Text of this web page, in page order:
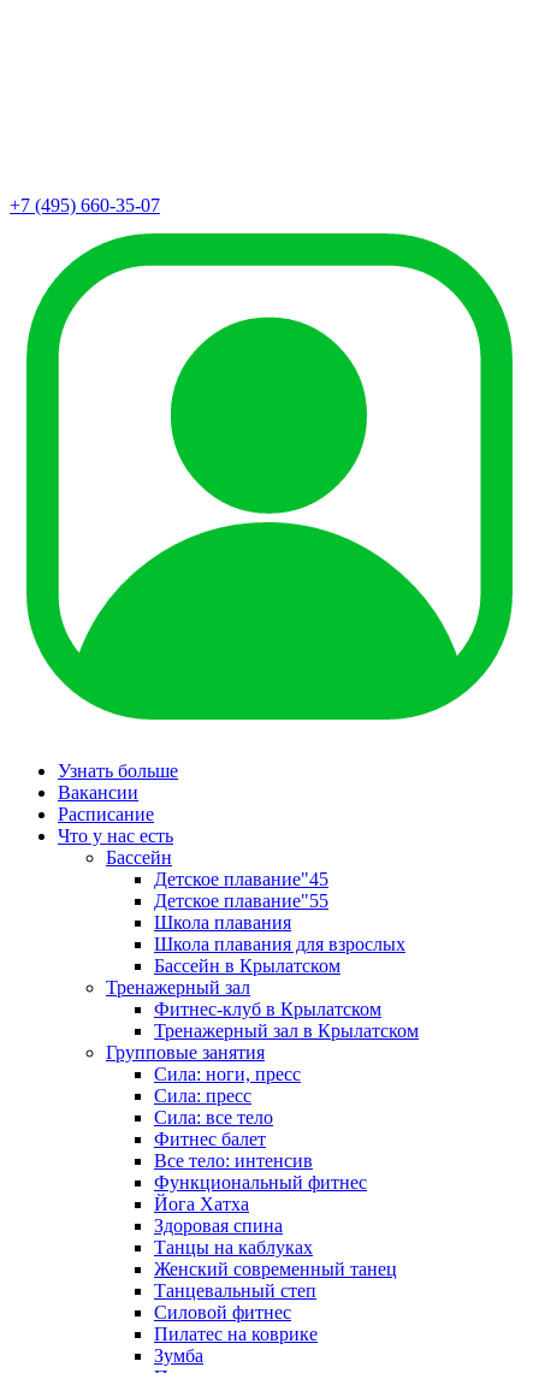
+7 (495) 660-35-07
Узнать больше
Вакансии
Расписание
Что у нас есть
Бассейн
Детское плавание"45
Детское плавание"55
Школа плавания
Школа плавания для взрослых
Бассейн в Крылатском
Тренажерный зал
Фитнес-клуб в Крылатском
Тренажерный зал в Крылатском
Групповые занятия
Сила: ноги, пресс
Сила: пресс
Сила: все тело
Фитнес балет
Все тело: интенсив
Функциональный фитнес
Йога Хатха
Здоровая спина
Танцы на каблуках
Женский современный танец
Танцевальный степ
Силовой фитнес
Пилатес на коврике
Зумба